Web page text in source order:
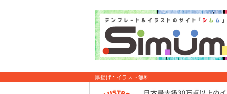
厚揚げ : イラスト無料